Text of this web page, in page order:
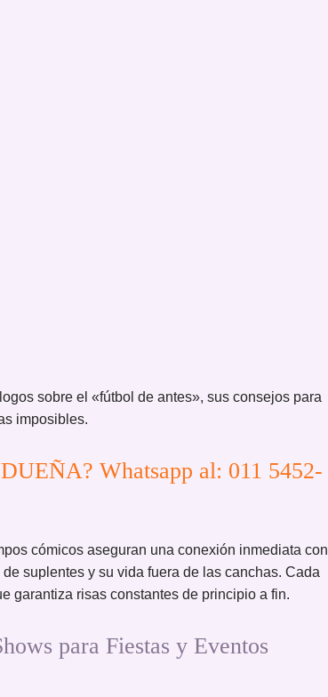
sobre el «fútbol de antes», sus consejos para
imposibles.
Whatsapp al: 011 5452-
cómicos aseguran una conexión inmediata con
suplentes y su vida fuera de las canchas. Cada
garantiza risas constantes de principio a fin.
para Fiestas y Eventos